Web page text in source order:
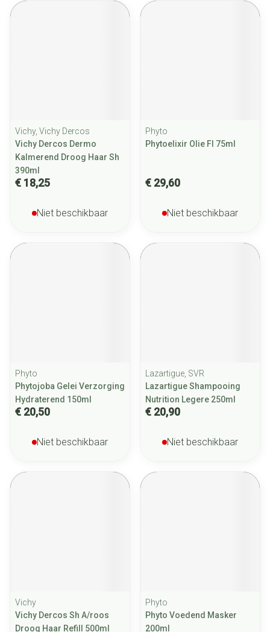
Vichy, Vichy Dercos
Vichy Dercos Dermo
Kalmerend Droog Haar Sh
390ml
€ 18,25
Niet beschikbaar
Phyto
Phytoelixir Olie Fl 75ml
€ 29,60
Niet beschikbaar
Phyto
Phytojoba Gelei Verzorging
Hydraterend 150ml
€ 20,50
Niet beschikbaar
Lazartigue, SVR
Lazartigue Shampooing
Nutrition Legere 250ml
€ 20,90
Niet beschikbaar
Vichy
Vichy Dercos Sh A/roos
Droog Haar Refill 500ml
Phyto
Phyto Voedend Masker
200ml